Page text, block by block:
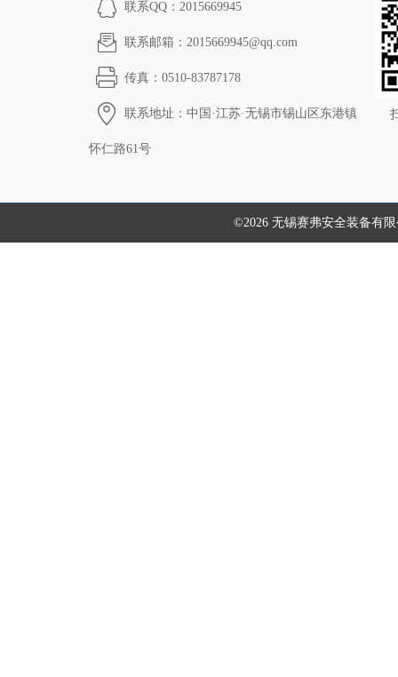
联系QQ：2015669945
联系邮箱：2015669945@qq.com
传真：0510-83787178
联系地址：中国·江苏·无锡市锡山区东港镇
怀仁路61号
©2026 无锡赛弗安全装备有